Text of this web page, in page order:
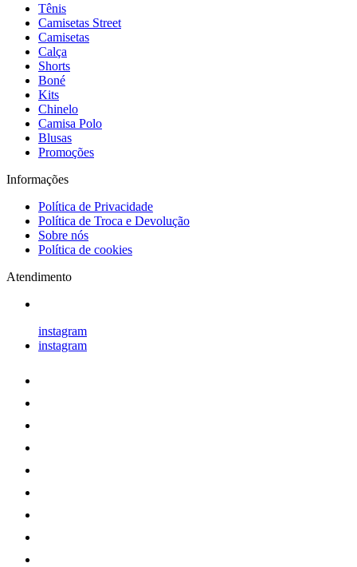
Tênis
Camisetas Street
Camisetas
Calça
Shorts
Boné
Kits
Chinelo
Camisa Polo
Blusas
Promoções
Informações
Política de Privacidade
Política de Troca e Devolução
Sobre nós
Política de cookies
Atendimento
instagram
instagram